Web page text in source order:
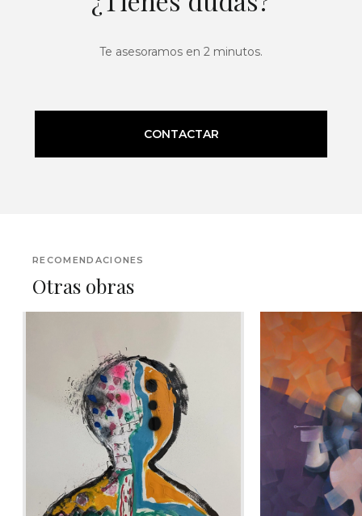
Te asesoramos en 2 minutos.
CONTACTAR
RECOMENDACIONES
Otras obras